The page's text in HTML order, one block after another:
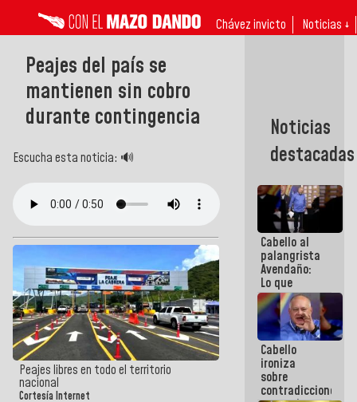
Chávez invicto Noticias ↓
Peajes del país se
mantienen sin cobro
durante contingencia
Escucha esta noticia: 🔊
Peajes libres en todo el territorio
nacional
Cortesía Internet
Noticias
destacadas
Cabello al
palangrista
Avendaño:
Lo que
vayas a
escribir
hazlo hoy
por que no
sabemos si
la semana
que viene
hay
Cabello
ironiza
sobre
contradicciones